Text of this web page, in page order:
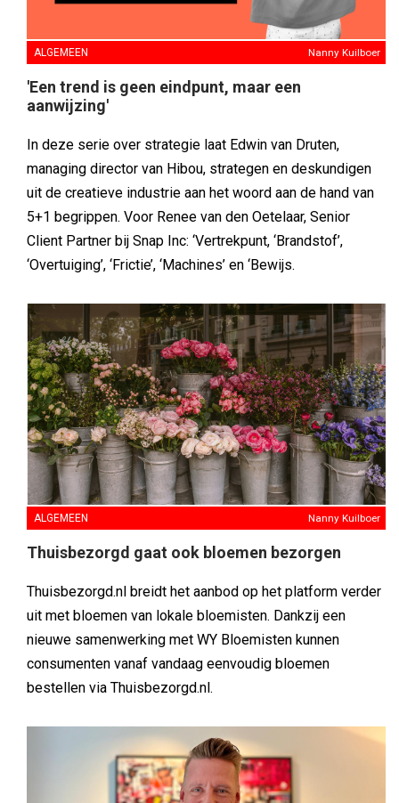
ALGEMEEN Nanny Kuilboer
'Een trend is geen eindpunt, maar een
aanwijzing'
In deze serie over strategie laat Edwin van Druten,
managing director van Hibou, strategen en deskundigen
uit de creatieve industrie aan het woord aan de hand van
5+1 begrippen. Voor Renee van den Oetelaar, Senior
Client Partner bij Snap Inc: ‘Vertrekpunt, ‘Brandstof’,
‘Overtuiging’, ‘Frictie’, ‘Machines’ en ‘Bewijs.
ALGEMEEN Nanny Kuilboer
Thuisbezorgd gaat ook bloemen bezorgen
Thuisbezorgd.nl breidt het aanbod op het platform verder
uit met bloemen van lokale bloemisten. Dankzij een
nieuwe samenwerking met WY Bloemisten kunnen
consumenten vanaf vandaag eenvoudig bloemen
bestellen via Thuisbezorgd.nl.